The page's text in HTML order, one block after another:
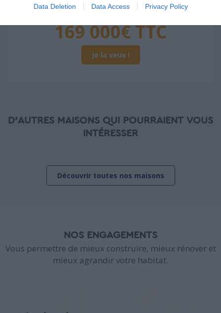
Data Deletion Data Access Privacy Policy
169 000€ TTC
Je la veux !
D'AUTRES MAISONS QUI POURRAIENT VOUS
INTÉRESSER
Découvrir toutes nos maisons
NOS ENGAGEMENTS
Vous permettre de mieux construire, mieux rénover et
mieux agrandir votre habitat.